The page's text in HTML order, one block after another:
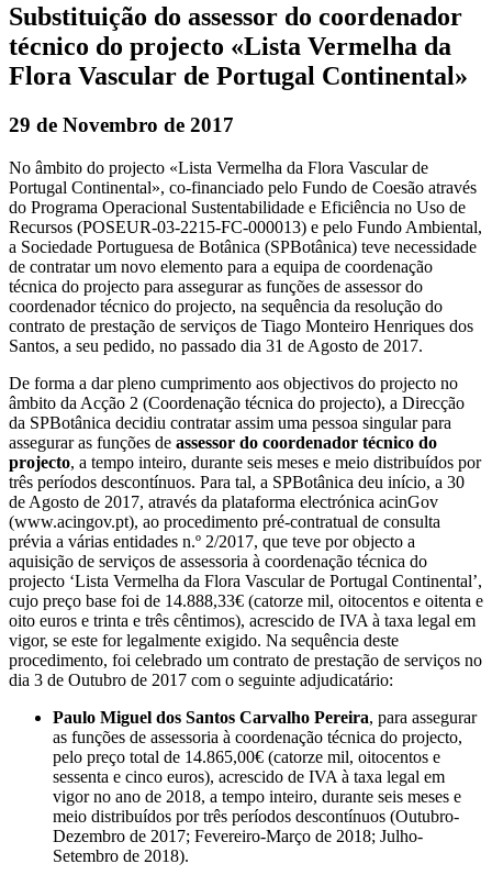
Substituição do assessor do coordenador
técnico do projecto «Lista Vermelha da
Flora Vascular de Portugal Continental»
29 de Novembro de 2017
No âmbito do projecto «Lista Vermelha da Flora Vascular de
Portugal Continental», co-financiado pelo Fundo de Coesão através
do Programa Operacional Sustentabilidade e Eficiência no Uso de
Recursos (POSEUR-03-2215-FC-000013) e pelo Fundo Ambiental,
a Sociedade Portuguesa de Botânica (SPBotânica) teve necessidade
de contratar um novo elemento para a equipa de coordenação
técnica do projecto para assegurar as funções de assessor do
coordenador técnico do projecto, na sequência da resolução do
contrato de prestação de serviços de Tiago Monteiro Henriques dos
Santos, a seu pedido, no passado dia 31 de Agosto de 2017.
De forma a dar pleno cumprimento aos objectivos do projecto no
âmbito da Acção 2 (Coordenação técnica do projecto), a Direcção
da SPBotânica decidiu contratar assim uma pessoa singular para
assegurar as funções de assessor do coordenador técnico do
projecto, a tempo inteiro, durante seis meses e meio distribuídos por
três períodos descontínuos. Para tal, a SPBotânica deu início, a 30
de Agosto de 2017, através da plataforma electrónica acinGov
(www.acingov.pt), ao procedimento pré-contratual de consulta
prévia a várias entidades n.º 2/2017, que teve por objecto a
aquisição de serviços de assessoria à coordenação técnica do
projecto ‘Lista Vermelha da Flora Vascular de Portugal Continental’,
cujo preço base foi de 14.888,33€ (catorze mil, oitocentos e oitenta e
oito euros e trinta e três cêntimos), acrescido de IVA à taxa legal em
vigor, se este for legalmente exigido. Na sequência deste
procedimento, foi celebrado um contrato de prestação de serviços no
dia 3 de Outubro de 2017 com o seguinte adjudicatário:
Paulo Miguel dos Santos Carvalho Pereira, para assegurar
as funções de assessoria à coordenação técnica do projecto,
pelo preço total de 14.865,00€ (catorze mil, oitocentos e
sessenta e cinco euros), acrescido de IVA à taxa legal em
vigor no ano de 2018, a tempo inteiro, durante seis meses e
meio distribuídos por três períodos descontínuos (Outubro-
Dezembro de 2017; Fevereiro-Março de 2018; Julho-
Setembro de 2018).